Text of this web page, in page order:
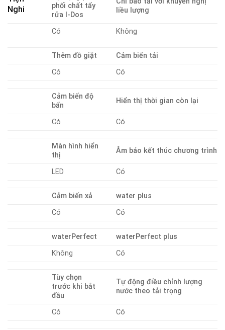
Nghi
phối chất tẩy
rửa I-Dos
liều lượng
Có Không
Thêm đồ giặt
Cảm biến tải
Có
Có
Cảm biến độ
bẩn
Hiển thị thời gian còn lại
Có Có
Màn hình hiển
thị
Âm báo kết thúc chương trình
LED Có
Cảm biến xả
water plus
Có
Có
waterPerfect
waterPerfect plus
Không
Có
Tùy chọn
trước khi bắt
đầu
Tự động điều chỉnh lượng
nước theo tải trọng
Có Có